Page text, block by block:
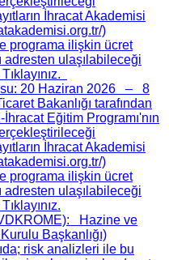
İhracat Akademisi
)
programa ilişkin ücret
adresten ulaşılabileceği
: 20 Haziran 2026 – 8
Bakanlığı tarafından
Eğitim Programı'nın
İhracat Akademisi
)
programa ilişkin ücret
adresten ulaşılabileceği
: Hazine ve
Başkanlığı)
risk analizleri ile bu